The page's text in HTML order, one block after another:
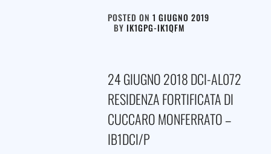
POSTED ON 1 GIUGNO 2019
BY IK1GPG-IK1QFM
24 GIUGNO 2018 DCI-AL072
RESIDENZA FORTIFICATA DI
CUCCARO MONFERRATO –
IB1DCI/P